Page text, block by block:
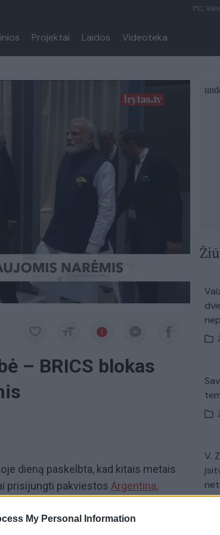
My Personal Information
1°C,
Projektai Laidos Videoteka
– BRICS blokas
dieną paskelbta, kad kitais metais
prisijungti pakviestos Argentina,
pasaulio ekonomikos ir daugiau
V.